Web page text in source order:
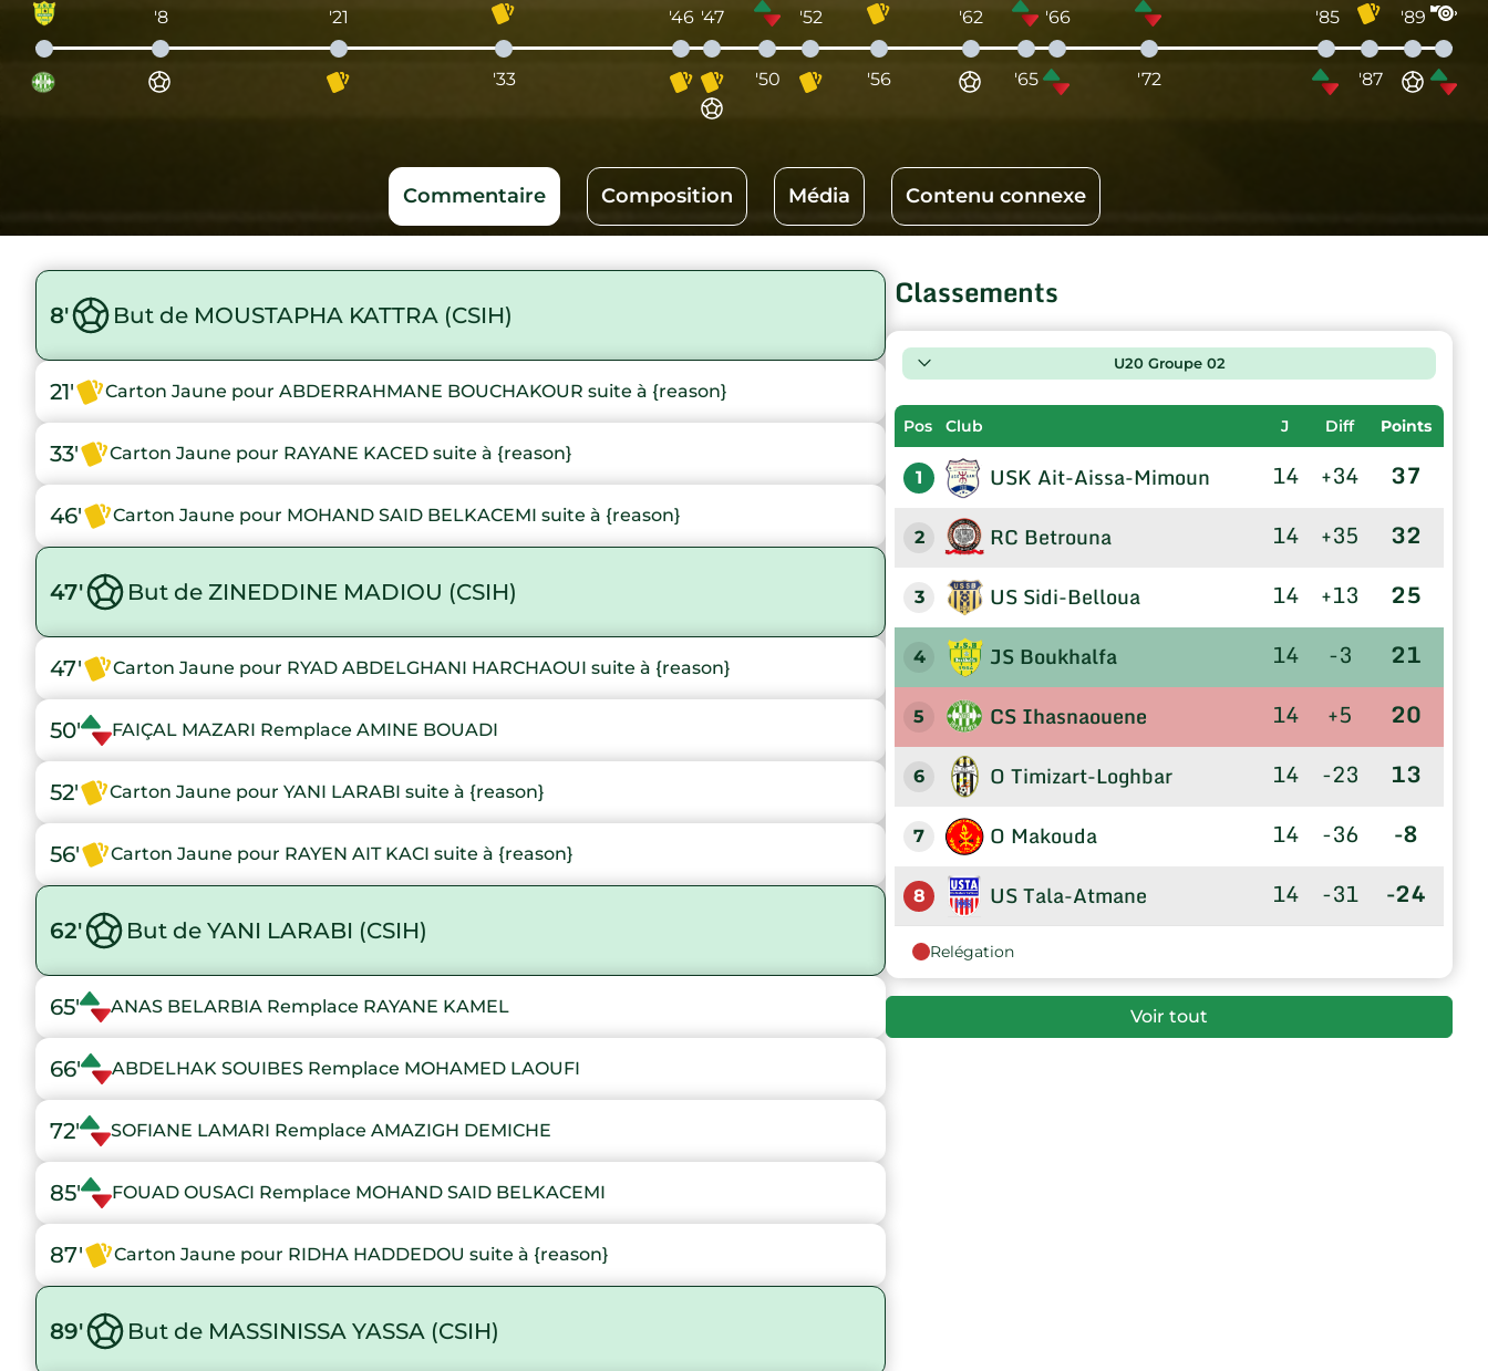
'8 '21
'33
'46 '47
'50
'52
'56
'62
'65
'66
'72
'85
'87
'89
Commentaire Composition Média Contenu connexe
8' But de MOUSTAPHA KATTRA (CSIH)
21' Carton Jaune pour ABDERRAHMANE BOUCHAKOUR suite à {reason}
33' Carton Jaune pour RAYANE KACED suite à {reason}
46' Carton Jaune pour MOHAND SAID BELKACEMI suite à {reason}
47' But de ZINEDDINE MADIOU (CSIH)
47' Carton Jaune pour RYAD ABDELGHANI HARCHAOUI suite à {reason}
50' FAIÇAL MAZARI Remplace AMINE BOUADI
52' Carton Jaune pour YANI LARABI suite à {reason}
56' Carton Jaune pour RAYEN AIT KACI suite à {reason}
62' But de YANI LARABI (CSIH)
65' ANAS BELARBIA Remplace RAYANE KAMEL
66' ABDELHAK SOUIBES Remplace MOHAMED LAOUFI
72' SOFIANE LAMARI Remplace AMAZIGH DEMICHE
85' FOUAD OUSACI Remplace MOHAND SAID BELKACEMI
87' Carton Jaune pour RIDHA HADDEDOU suite à {reason}
89' But de MASSINISSA YASSA (CSIH)
Classements
U20 Groupe 02
Pos Club J Diff Points
1 USK Ait-Aissa-Mimoun 14 +34 37
2 RC Betrouna 14 +35 32
3 US Sidi-Belloua 14 +13 25
4 JS Boukhalfa 14 -3 21
5 CS Ihasnaouene 14 +5 20
6 O Timizart-Loghbar 14 -23 13
7 O Makouda 14 -36 -8
8 US Tala-Atmane 14 -31 -24
Relégation
Voir tout